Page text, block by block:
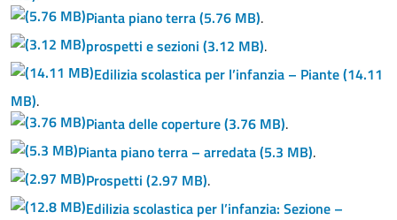
Pianta piano terra(5.76 MB).
prospetti e sezioni (3.12 MB).
Edilizia scolastica per l’infanzia – Piante(14.11
MB).
Pianta delle coperture(3.76 MB).
Pianta piano terra – arredata(5.3 MB).
Prospetti (2.97 MB).
Edilizia scolastica per l’infanzia: Sezione –